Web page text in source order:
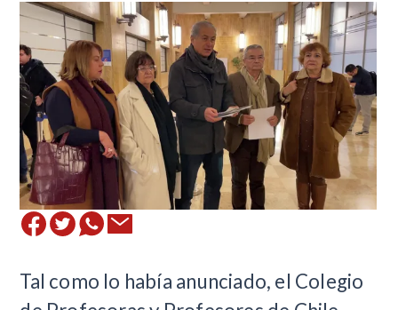
Tal como lo había anunciado, el Colegio